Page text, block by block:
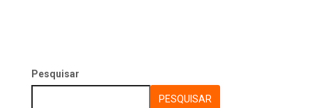
Pesquisar
PESQUISAR